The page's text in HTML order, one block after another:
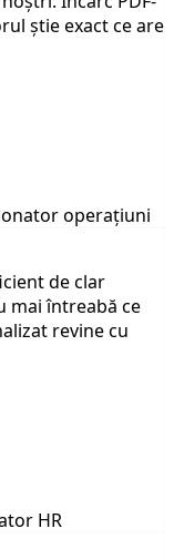
știe exact ce are
operațiuni
de clar
mai întreabă ce
revine cu
HR